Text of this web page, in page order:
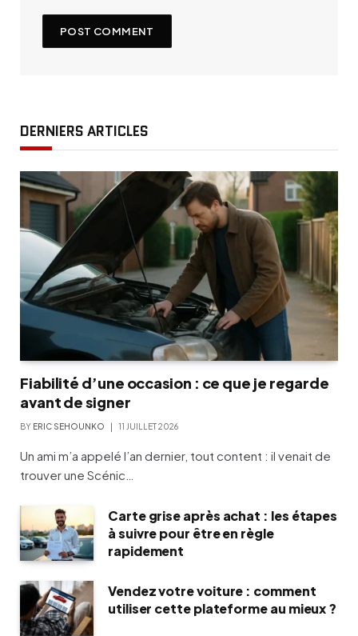
DERNIERS ARTICLES
Fiabilité d’une occasion : ce que je regarde
avant de signer
BY ERIC SEHOUNKO 11 JUILLET 2026
Un ami m’a appelé l’an dernier, tout content : il venait de
trouver une Scénic…
Carte grise après achat : les étapes
à suivre pour être en règle
rapidement
Vendez votre voiture : comment
utiliser cette plateforme au mieux ?